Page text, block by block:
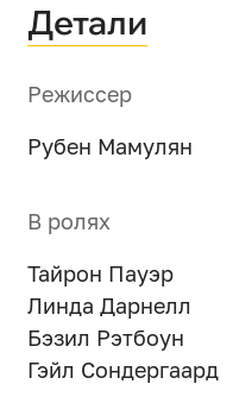
Детали
Режиссер
Рубен Мамулян
В ролях
Тайрон Пауэр
Линда Дарнелл
Бэзил Рэтбоун
Гэйл Сондергаард